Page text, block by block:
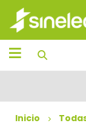
Saltar
contenido
Saltar
menú
de
navegación
Inicio